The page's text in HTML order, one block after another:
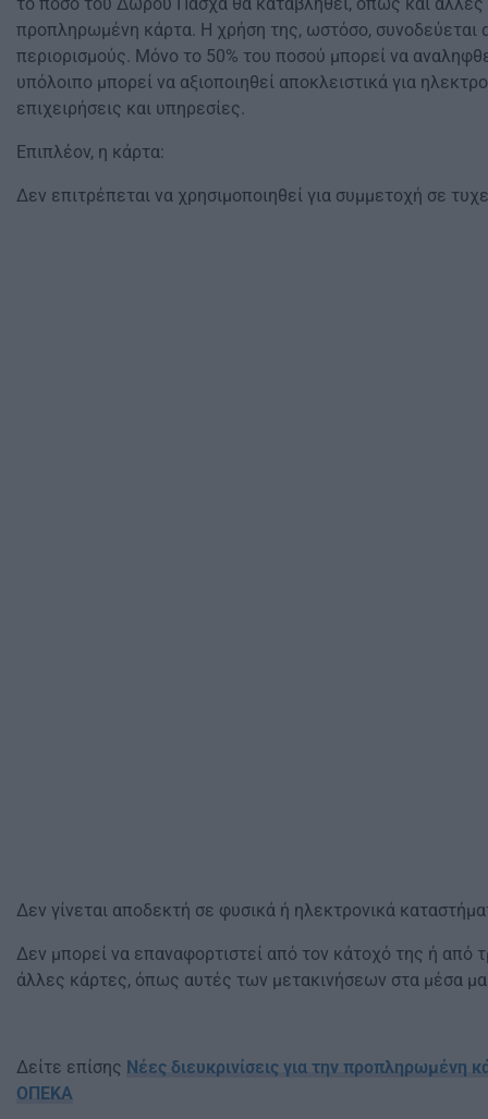
το ποσό του Δώρου Πάσχα θα καταβληθεί, όπως και άλλες
προπληρωμένη κάρτα. Η χρήση της, ωστόσο, συνοδεύεται
περιορισμούς. Μόνο το 50% του ποσού μπορεί να
υπόλοιπο μπορεί να αξιοποιηθεί αποκλειστικά για
επιχειρήσεις και υπηρεσίες.
Επιπλέον, η κάρτα:
Δεν επιτρέπεται να χρησιμοποιηθεί για συμμετοχή σε
Δεν γίνεται αποδεκτή σε φυσικά ή ηλεκτρονικά
Δεν μπορεί να επαναφορτιστεί από τον κάτοχό της ή από
άλλες κάρτες, όπως αυτές των μετακινήσεων στα μέσα
Δείτε επίσης Νέες διευκρινίσεις για την προπληρωμένη
ΟΠΕΚΑ